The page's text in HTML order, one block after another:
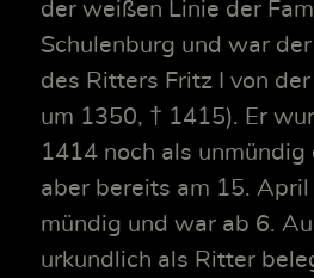
der weißen Linie der
Schulenburg und war
des Ritters Fritz I von
um 1350, † 1415). Er
1414 noch als
aber bereits am 15.
mündig und war ab 6.
urkundlich als Ritter